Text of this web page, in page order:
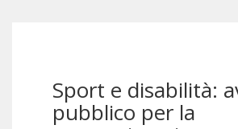
Sport e disabilità:
pubblico per la